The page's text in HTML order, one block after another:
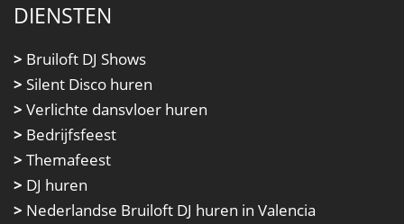
DIENSTEN
> Bruiloft DJ Shows
> Silent Disco huren
> Verlichte dansvloer huren
> Bedrijfsfeest
> Themafeest
> DJ huren
> Nederlandse Bruiloft DJ huren in Valencia